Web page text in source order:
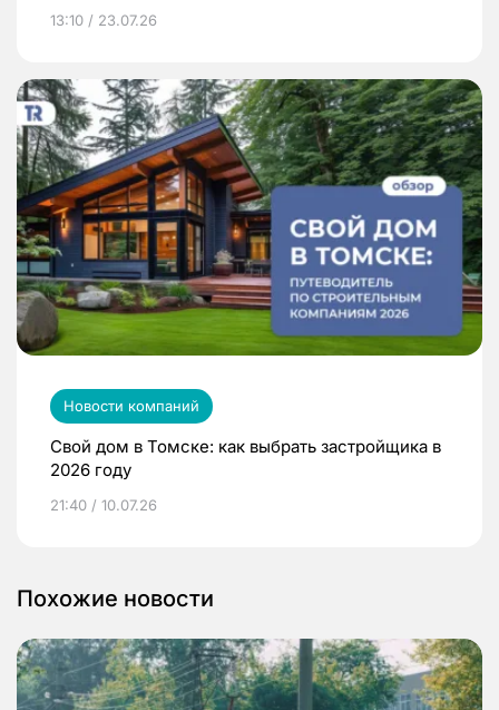
13:10 / 23.07.26
Новости компаний
Свой дом в Томске: как выбрать застройщика в
2026 году
21:40 / 10.07.26
Похожие новости